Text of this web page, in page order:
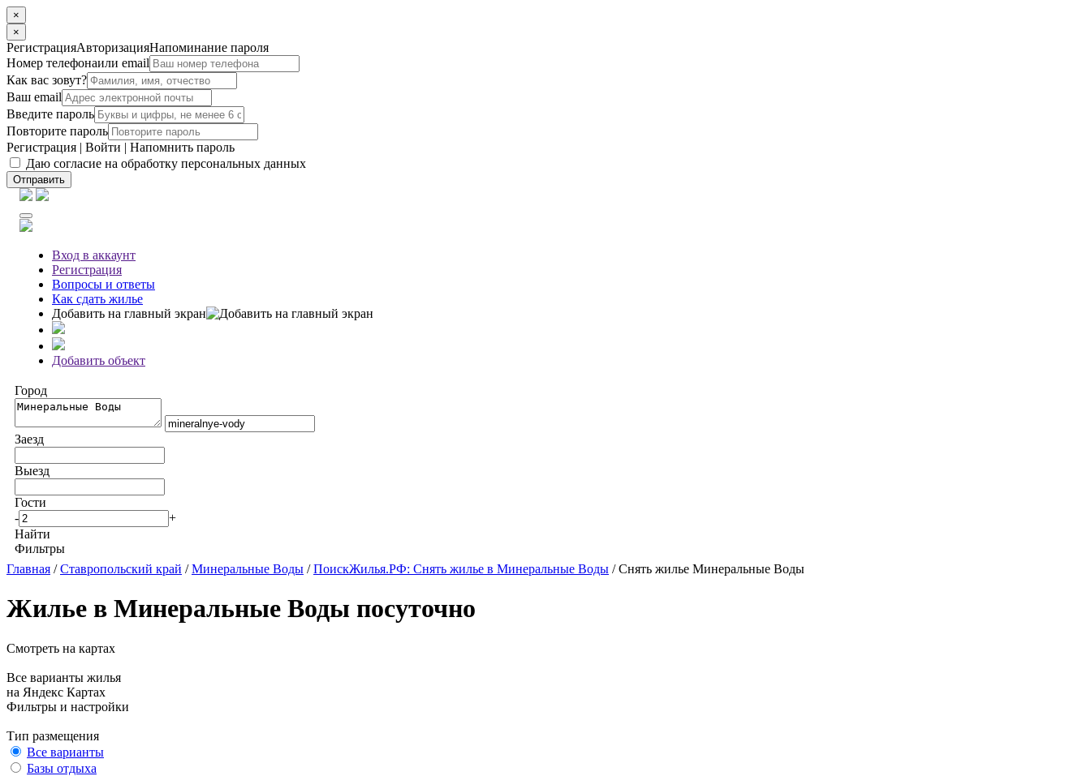
×
×
РегистрацияАвторизацияНапоминание пароля
Номер телефонаили email
Как вас зовут?
Ваш email
Введите пароль
Повторите пароль
Регистрация | Войти | Напомнить пароль
Даю согласие на обработку персональных данных
Отправить
Вход в аккаунт
Регистрация
Вопросы и ответы
Как сдать жилье
Добавить на главный экран
Добавить объект
Город
Заезд
Выезд
Гости
-
+
Найти
Фильтры
Главная /Ставропольский край /Минеральные Воды /ПоискЖилья.РФ: Снять жилье в Минеральные Воды / Снять жилье Минеральные Воды
Жилье в Минеральные Воды посуточно
Смотреть на картах
Все варианты жилья
на Яндекс Картах
Фильтры и настройки
Тип размещения
Все варианты
Базы отдыха